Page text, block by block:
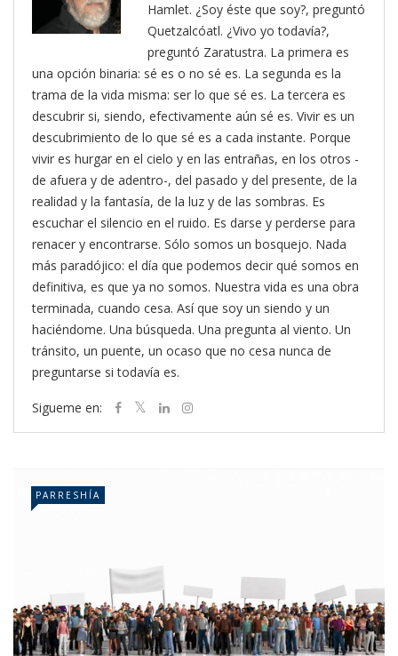
Hamlet. ¿Soy éste que soy?, preguntó
Quetzalcóatl. ¿Vivo yo todavía?,
preguntó Zaratustra. La primera es
una opción binaria: sé es o no sé es. La segunda es la
trama de la vida misma: ser lo que sé es. La tercera es
descubrir si, siendo, efectivamente aún sé es. Vivir es un
descubrimiento de lo que sé es a cada instante. Porque
vivir es hurgar en el cielo y en las entrañas, en los otros -
de afuera y de adentro-, del pasado y del presente, de la
realidad y la fantasía, de la luz y de las sombras. Es
escuchar el silencio en el ruido. Es darse y perderse para
renacer y encontrarse. Sólo somos un bosquejo. Nada
más paradójico: el día que podemos decir qué somos en
definitiva, es que ya no somos. Nuestra vida es una obra
terminada, cuando cesa. Así que soy un siendo y un
haciéndome. Una búsqueda. Una pregunta al viento. Un
tránsito, un puente, un ocaso que no cesa nunca de
preguntarse si todavía es.
Sigueme en:
PARRESHÍA